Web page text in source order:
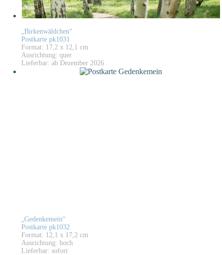
„Birkenwäldchen“
Postkarte pk1031
Format: 17,2 x 12,1 cm
Ausrichtung: quer
Lieferbar: ab Dezember 2026
„Gedenkemein“
Postkarte pk1032
Format: 12,1 x 17,2 cm
Ausrichtung: hoch
Lieferbar: sofort